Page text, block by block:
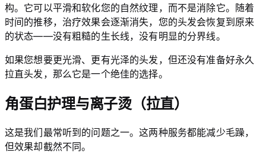
构。它可以平滑和软化您的自然纹理，而不是消除它。随着
时间的推移，治疗效果会逐渐消失，您的头发会恢复到原来
的状态——没有粗糙的生长线，没有明显的分界线。
如果您想要更光滑、更有光泽的头发，但还没有准备好永久
拉直头发，那么它是一个绝佳的选择。
角蛋白护理与离子烫（拉直）
这是我们最常听到的问题之一。这两种服务都能减少毛躁，
但效果却截然不同。